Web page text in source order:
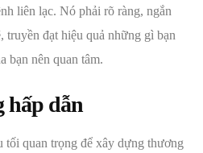
liên lạc. Nó phải rõ ràng, ngắn
truyền đạt hiệu quả những gì bạn
bạn nên quan tâm.
hấp dẫn
tối quan trọng để xây dựng thương